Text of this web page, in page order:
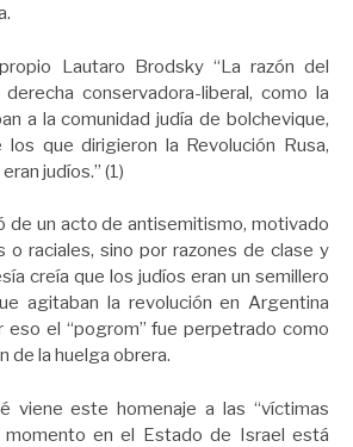
Lautaro Brodsky “La razón del
conservadora-liberal, como la
a la comunidad judía de bolchevique,
que dirigieron la Revolución Rusa,
judíos.” (1)
de un acto de antisemitismo, motivado
o raciales, sino por razones de clase y
creía que los judíos eran un semillero
agitaban la revolución en Argentina
eso el “pogrom” fue perpetrado como
de la huelga obrera.
viene este homenaje a las “víctimas
momento en el Estado de Israel está